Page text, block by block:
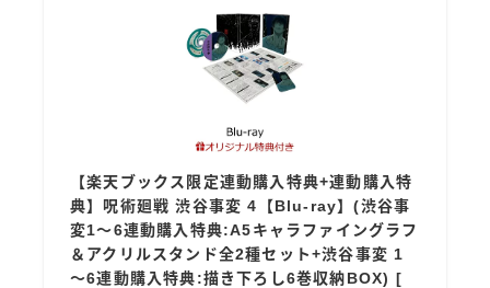
【楽天ブックス限定連動購入特典+連動購入特
典】呪術廻戦 渋谷事変 4【Blu-ray】(渋谷事
変1～6連動購入特典:A5キャラファイングラフ
＆アクリルスタンド全2種セット+渋谷事変 1
～6連動購入特典:描き下ろし6巻収納BOX) [